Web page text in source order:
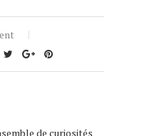
de curiosités